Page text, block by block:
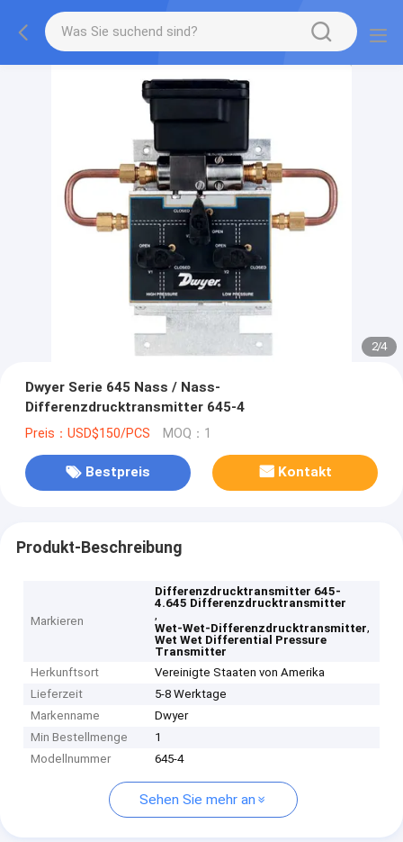
2/4
Dwyer Serie 645 Nass / Nass-
Differenzdrucktransmitter 645-4
Preis：USD$150/PCS MOQ：1
Bestpreis Kontakt
Produkt-Beschreibung
Markieren
Differenzdrucktransmitter 645-
4.645 Differenzdrucktransmitter
,
Wet-Wet-Differenzdrucktransmitter,
Wet Wet Differential Pressure
Transmitter
Herkunftsort
Vereinigte Staaten von Amerika
Lieferzeit
5-8 Werktage
Markenname
Dwyer
Min Bestellmenge
1
Modellnummer
645-4
Sehen Sie mehr an